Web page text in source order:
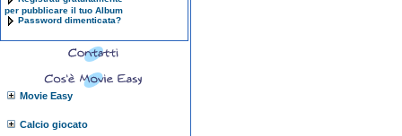
per pubblicare il tuo Album
Password dimenticata?
Movie Easy
Calcio giocato